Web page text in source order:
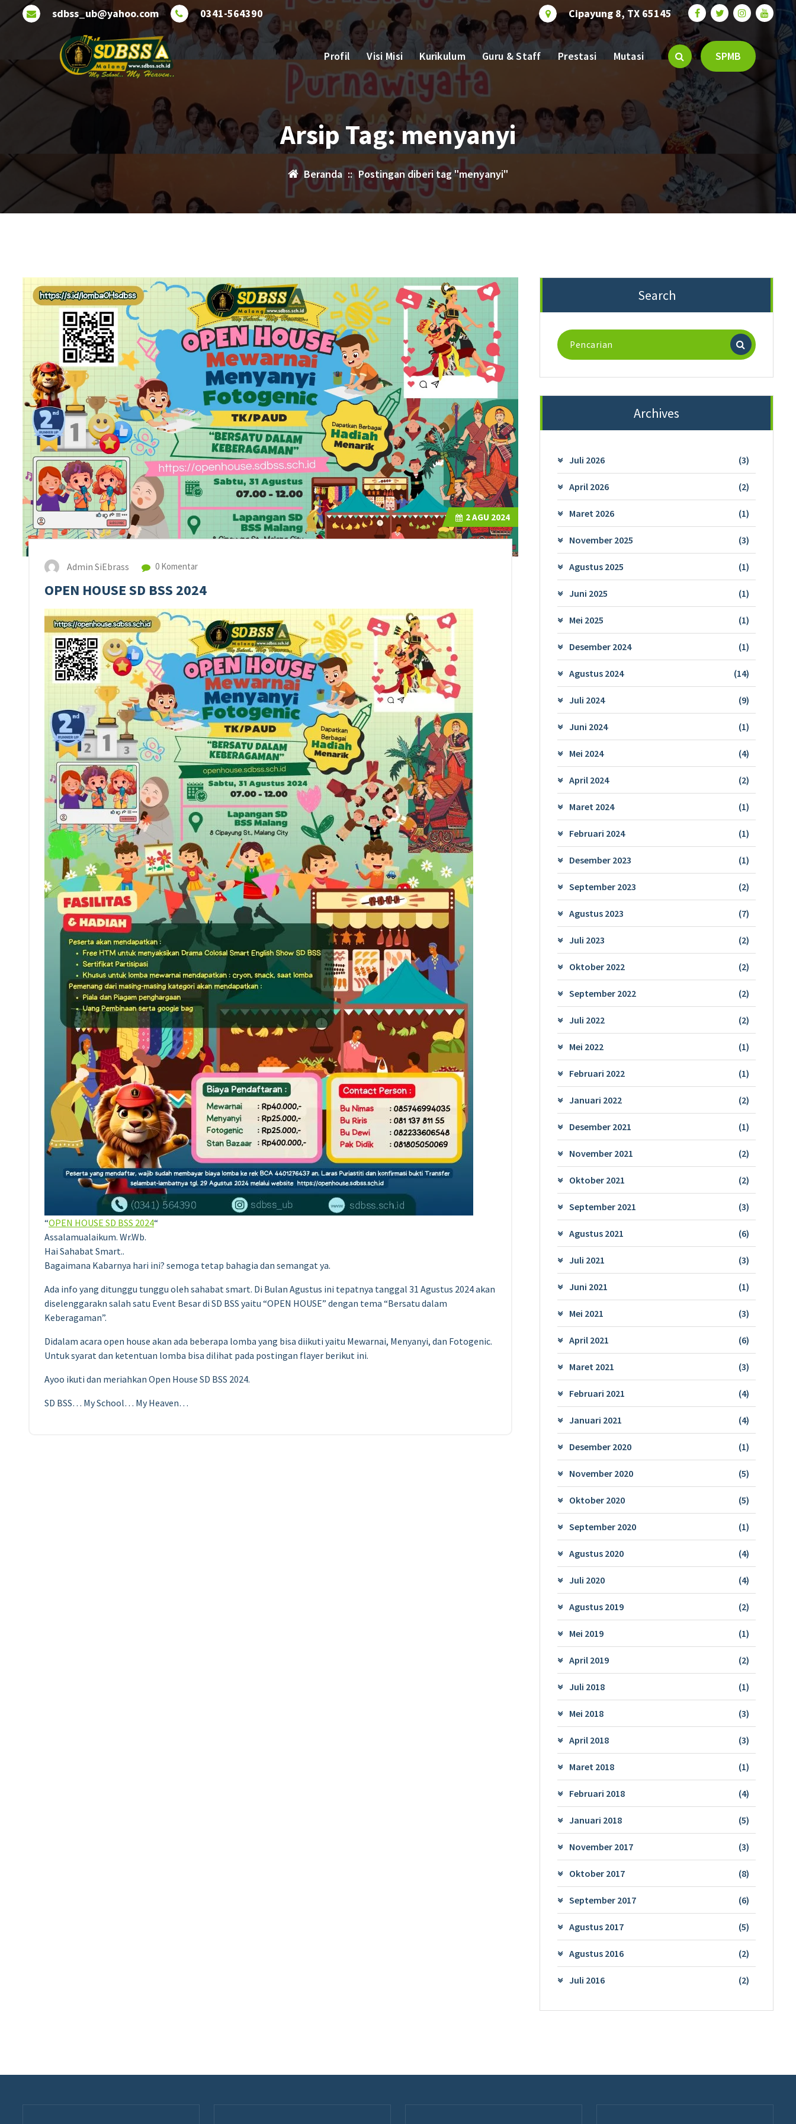
Lewati
ke
sdbss_ub@yahoo.com 0341-564390 Cipayung 8, TX 65145
Profil Visi Misi Kurikulum Guru & Staff Prestasi Mutasi SPMB
Arsip Tag: menyanyi
Beranda :: Postingan diberi tag "menyanyi"
2AGU 2024
Admin SiEbrass 0 Komentar
OPEN HOUSE SD BSS 2024
“OPEN HOUSE SD BSS 2024“
Assalamualaikum. Wr.Wb.
Hai Sahabat Smart..
Bagaimana Kabarnya hari ini? semoga tetap bahagia dan semangat ya.
Ada info yang ditunggu tunggu oleh sahabat smart. Di Bulan Agustus ini tepatnya tanggal 31 Agustus 2024 akan
diselenggarakn salah satu Event Besar di SD BSS yaitu “OPEN HOUSE” dengan tema “Bersatu dalam
Keberagaman”.
Didalam acara open house akan ada beberapa lomba yang bisa diikuti yaitu Mewarnai, Menyanyi, dan Fotogenic.
Untuk syarat dan ketentuan lomba bisa dilihat pada postingan flayer berikut ini.
Ayoo ikuti dan meriahkan Open House SD BSS 2024.
SD BSS… My School… My Heaven…
Search
Pencarian
untuk:
Archives
Juli 2026 (3)
April 2026 (2)
Maret 2026 (1)
November 2025 (3)
Agustus 2025 (1)
Juni 2025 (1)
Mei 2025 (1)
Desember 2024 (1)
Agustus 2024 (14)
Juli 2024 (9)
Juni 2024 (1)
Mei 2024 (4)
April 2024 (2)
Maret 2024 (1)
Februari 2024 (1)
Desember 2023 (1)
September 2023 (2)
Agustus 2023 (7)
Juli 2023 (2)
Oktober 2022 (2)
September 2022 (2)
Juli 2022 (2)
Mei 2022 (1)
Februari 2022 (1)
Januari 2022 (2)
Desember 2021 (1)
November 2021 (2)
Oktober 2021 (2)
September 2021 (3)
Agustus 2021 (6)
Juli 2021 (3)
Juni 2021 (1)
Mei 2021 (3)
April 2021 (6)
Maret 2021 (3)
Februari 2021 (4)
Januari 2021 (4)
Desember 2020 (1)
November 2020 (5)
Oktober 2020 (5)
September 2020 (1)
Agustus 2020 (4)
Juli 2020 (4)
Agustus 2019 (2)
Mei 2019 (1)
April 2019 (2)
Juli 2018 (1)
Mei 2018 (3)
April 2018 (3)
Maret 2018 (1)
Februari 2018 (4)
Januari 2018 (5)
November 2017 (3)
Oktober 2017 (8)
September 2017 (6)
Agustus 2017 (5)
Agustus 2016 (2)
Juli 2016 (2)